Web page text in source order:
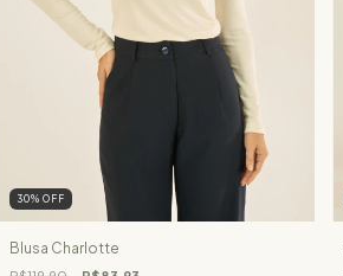
30% OFF
Blusa Charlotte